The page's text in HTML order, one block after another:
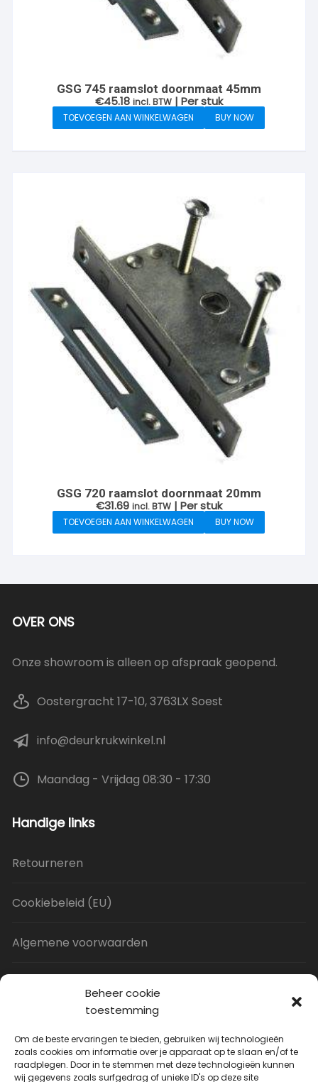
Beheer cookie
toestemming
Om de beste ervaringen te bieden, gebruiken wij technologieën
zoals cookies om informatie over je apparaat op te slaan en/of te
raadplegen. Door in te stemmen met deze technologieën kunnen
wij gegevens zoals surfgedrag of unieke ID's op deze site
GSG 745 raamslot doornmaat 45mm
€45.18 incl. BTW | Per stuk
TOEVOEGEN AAN WINKELWAGEN BUY NOW
GSG 720 raamslot doornmaat 20mm
€31.69 incl. BTW | Per stuk
TOEVOEGEN AAN WINKELWAGEN BUY NOW
OVER ONS
Onze showroom is alleen op afspraak geopend.
Oostergracht 17-10, 3763LX Soest
info@deurkrukwinkel.nl
Maandag - Vrijdag 08:30 - 17:30
Handige links
Retourneren
Cookiebeleid (EU)
Algemene voorwaarden
Uitverkoop